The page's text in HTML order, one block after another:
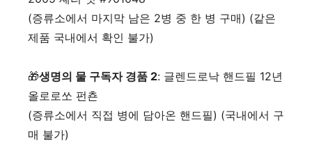
(증류소에서 마지막 남은 2병 중 한 병 구매) (같은
제품 국내에서 확인 불가)
🎁생명의 물 구독자 경품 2: 글렌드로낙 핸드필 12년
올로로쏘 펀쵼
(증류소에서 직접 병에 담아온 핸드필) (국내에서 구
매 불가)